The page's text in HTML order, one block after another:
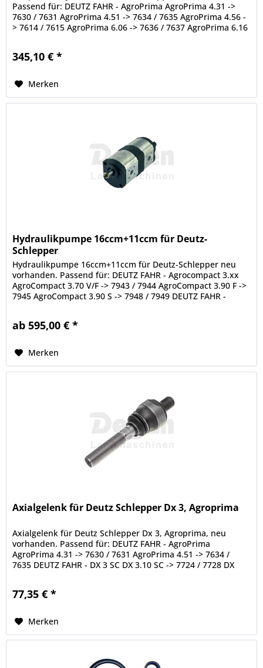
Passend für: DEUTZ FAHR - AgroPrima AgroPrima 4.31 ->
7630 / 7631 AgroPrima 4.51 -> 7634 / 7635 AgroPrima 4.56 -
> 7614 / 7615 AgroPrima 6.06 -> 7636 / 7637 AgroPrima 6.16
345,10 € *
Merken
Hydraulikpumpe 16ccm+11ccm für Deutz-
Schlepper
Hydraulikpumpe 16ccm+11ccm für Deutz-Schlepper neu
vorhanden. Passend für: DEUTZ FAHR - Agrocompact 3.xx
AgroCompact 3.70 V/F -> 7943 / 7944 AgroCompact 3.90 F ->
7945 AgroCompact 3.90 S -> 7948 / 7949 DEUTZ FAHR -
ab 595,00 € *
Merken
Axialgelenk für Deutz Schlepper Dx 3, Agroprima
Axialgelenk für Deutz Schlepper Dx 3, Agroprima, neu
vorhanden. Passend für: DEUTZ FAHR - AgroPrima
AgroPrima 4.31 -> 7630 / 7631 AgroPrima 4.51 -> 7634 /
7635 DEUTZ FAHR - DX 3 SC DX 3.10 SC -> 7724 / 7728 DX
77,35 € *
Merken